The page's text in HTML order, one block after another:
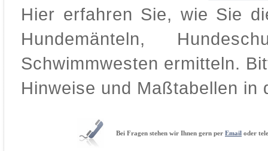
Hier erfahren Sie, wie Sie
Hundemänteln,
Schwimmwesten ermitteln.
Hinweise und Maßtabellen in
Bei Fragen stehen wir Ihnen gern per Email oder